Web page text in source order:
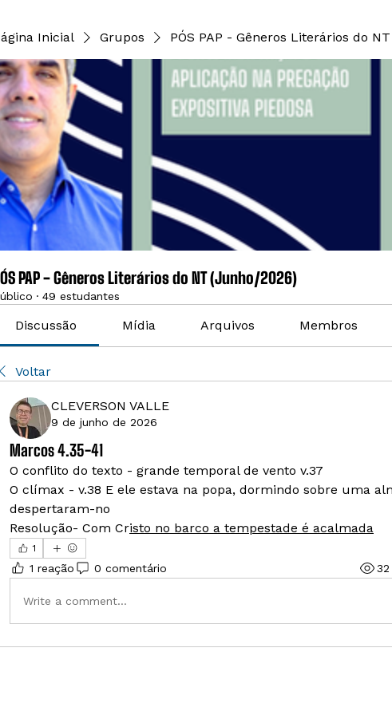
Inicial Grupos PÓS PAP - Gêneros Literários do
PAP - Gêneros Literários do NT (Junho/2026)
· 49 estudantes
Discussão Mídia Arquivos Membros
Voltar
CLEVERSON VALLE
9 de junho de 2026
Marcos 4.35-41
O conflito do texto - grande temporal de vento v.37
O clímax - v.38 E ele estava na popa, dormindo sobre uma
despertaram-no
Resolução- Com Cristo no barco a tempestade é acalmada
1
1 reação 0 comentário 32
Write a comment...